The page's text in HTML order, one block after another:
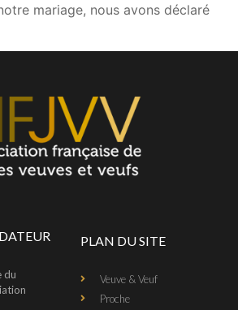
mariage, nous avons déclaré
du
PLAN DU SITE
Veuve & Veuf
Proche